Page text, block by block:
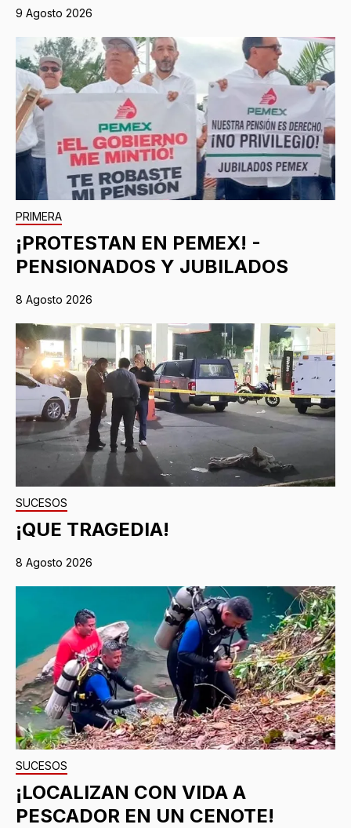
9 Agosto 2026
PRIMERA
¡PROTESTAN EN PEMEX! -
PENSIONADOS Y JUBILADOS
8 Agosto 2026
SUCESOS
¡QUE TRAGEDIA!
8 Agosto 2026
SUCESOS
¡LOCALIZAN CON VIDA A
PESCADOR EN UN CENOTE!